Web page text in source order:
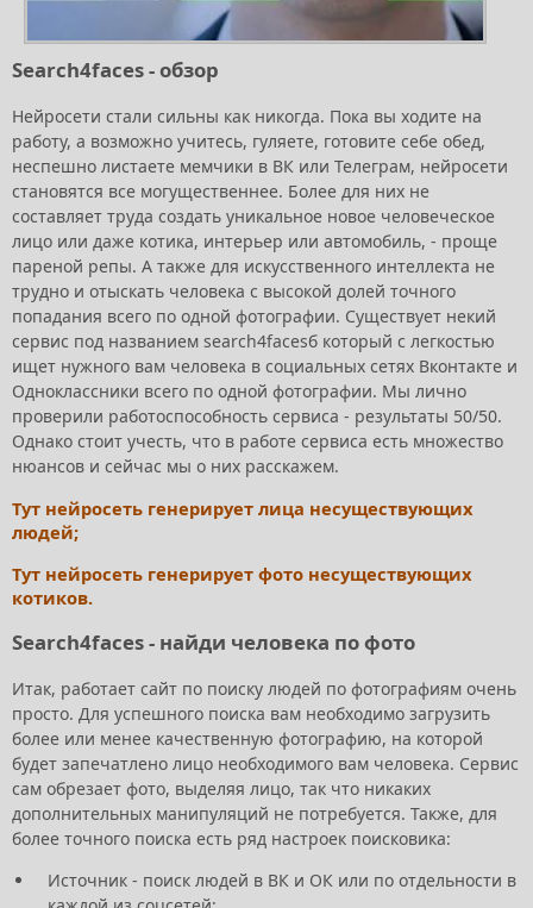
Search4faces - обзор
Нейросети стали сильны как никогда. Пока вы ходите на
работу, а возможно учитесь, гуляете, готовите себе обед,
неспешно листаете мемчики в ВК или Телеграм, нейросети
становятся все могущественнее. Более для них не
составляет труда создать уникальное новое человеческое
лицо или даже котика, интерьер или автомобиль, - проще
пареной репы. А также для искусственного интеллекта не
трудно и отыскать человека с высокой долей точного
попадания всего по одной фотографии. Существует некий
сервис под названием search4facesб который с легкостью
ищет нужного вам человека в социальных сетях Вконтакте и
Одноклассники всего по одной фотографии. Мы лично
проверили работоспособность сервиса - результаты 50/50.
Однако стоит учесть, что в работе сервиса есть множество
нюансов и сейчас мы о них расскажем.
Тут нейросеть генерирует лица несуществующих
людей;
Тут нейросеть генерирует фото несуществующих
котиков.
Search4faces - найди человека по фото
Итак, работает сайт по поиску людей по фотографиям очень
просто. Для успешного поиска вам необходимо загрузить
более или менее качественную фотографию, на которой
будет запечатлено лицо необходимого вам человека. Сервис
сам обрезает фото, выделяя лицо, так что никаких
дополнительных манипуляций не потребуется. Также, для
более точного поиска есть ряд настроек поисковика:
Источник - поиск людей в ВК и ОК или по отдельности в